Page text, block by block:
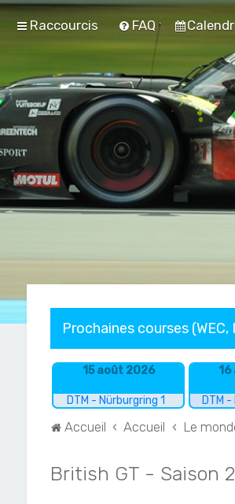
Raccourcis FAQ
Prochaines courses (WEC,
15 août 2026
DTM - Nürburgring 1 DTM
Accueil Accueil Le
British GT - Saison